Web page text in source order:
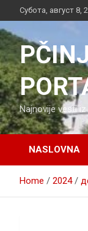
to
content
Субота, август 8,
Najnovije vesti
NASLOVNA
Home 2024